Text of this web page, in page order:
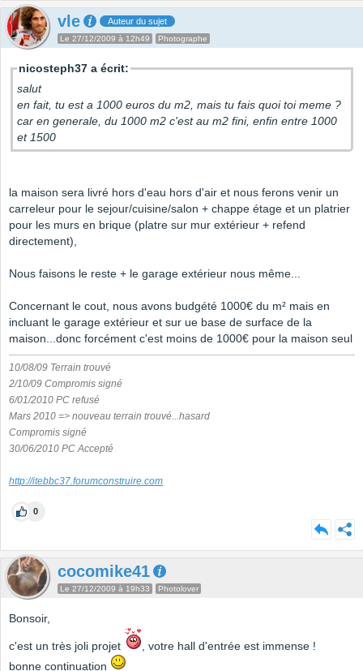
vle Auteur du sujet
Le 27/12/2009 à 12h49 Photographe
nicosteph37 a écrit:
salut
en fait, tu est a 1000 euros du m2, mais tu fais quoi toi meme ?
car en generale, du 1000 m2 c'est au m2 fini, enfin entre 1000
et 1500
la maison sera livré hors d'eau hors d'air et nous ferons venir un
carreleur pour le sejour/cuisine/salon + chappe étage et un platrier
pour les murs en brique (platre sur mur extérieur + refend
directement),
Nous faisons le reste + le garage extérieur nous même...
Concernant le cout, nous avons budgété 1000€ du m² mais en
incluant le garage extérieur et sur ue base de surface de la
maison...donc forcément c'est moins de 1000€ pour la maison seul
10/08/09 Terrain trouvé
2/10/09 Compromis signé
6/01/2010 PC refusé
Mars 2010 => nouveau terrain trouvé...hasard
Compromis signé
30/06/2010 PC Accepté
http://itebbc37.forumconstruire.com
0
cocomike41
Le 27/12/2009 à 19h33 Photolover
Bonsoir,
c'est un très joli projet
, votre hall d'entrée est immense !
bonne continuation